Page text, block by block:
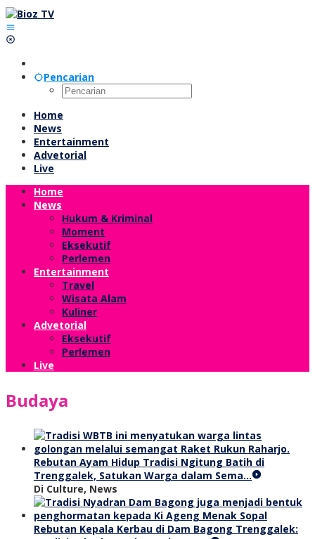
Lewati
ke
konten
Pencarian
Home
News
Entertainment
Advetorial
Live
Home
News
Hukum & Kriminal
Moment
Eksekutif
Perlemen
Entertainment
Travel
Wisata Alam
Kuliner
Advetorial
Eksekutif
Perlemen
Live
Budaya
Rebutan Ayam Hidup Tradisi Ngitung Batih di
Trenggalek, Satukan Warga dalam Sema…
Di Culture, News
Rebutan Kepala Kerbau di Dam Bagong Trenggalek: